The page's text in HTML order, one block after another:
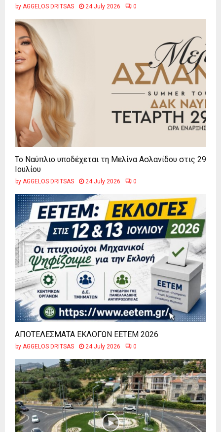
by AGGELOS DRITSAS 24 July 2026 0
Το Ναύπλιο υποδέχεται τη Μελίνα Ασλανίδου στις 29
Ιουλίου
by AGGELOS DRITSAS 24 July 2026 0
ΑΠΟΤΕΛΕΣΜΑΤΑ ΕΚΛΟΓΩΝ ΕΕΤΕΜ 2026
by AGGELOS DRITSAS 24 July 2026 0